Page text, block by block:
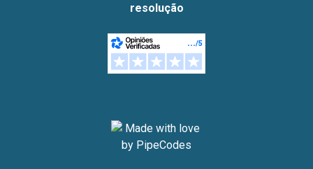
resolução